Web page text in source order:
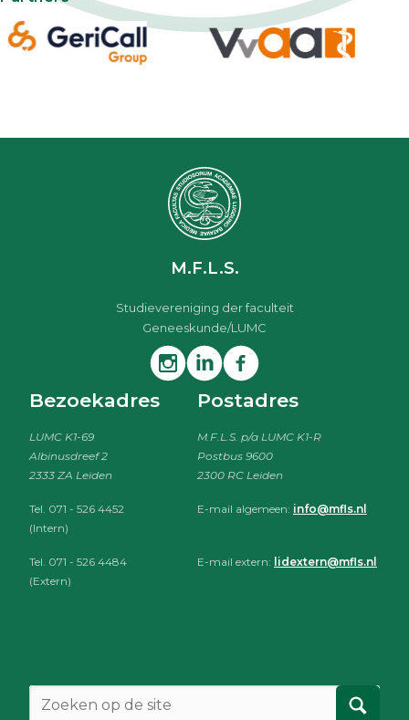
M.F.L.S.
Studievereniging der faculteit
Geneeskunde/LUMC
Bezoekadres
LUMC K1-69
Albinusdreef 2
2333 ZA Leiden
Tel. 071 - 526 4452
(Intern)
Tel. 071 - 526 4484
(Extern)
Postadres
M.F.L.S. p/a LUMC K1-R
Postbus 9600
2300 RC Leiden
E-mail algemeen: info@mfls.nl
E-mail extern: lidextern@mfls.nl